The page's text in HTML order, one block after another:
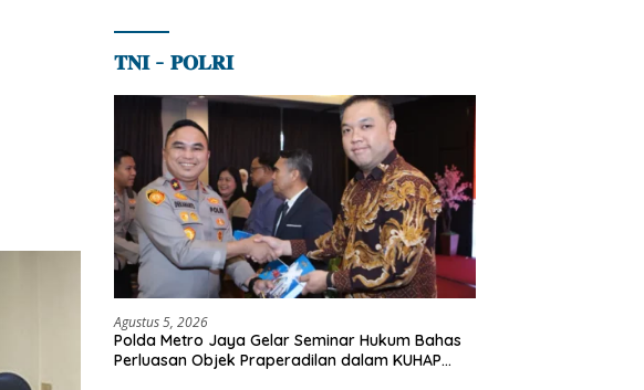
𝐓𝐍𝐈 – 𝐏𝐎𝐋𝐑𝐈
Agustus 5, 2026
Polda Metro Jaya Gelar Seminar Hukum Bahas
Perluasan Objek Praperadilan dalam KUHAP